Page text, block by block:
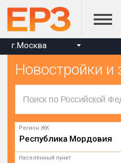
г.Москва
Новостройки и
Регион ЖК
Республика Мордовия
Населённый пункт